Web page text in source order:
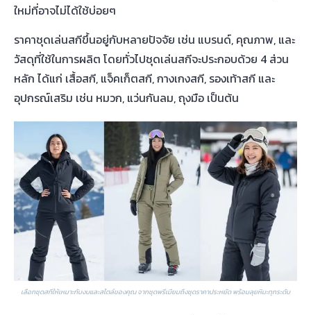
ใหม่ที่อาจไม่ได้ใช้บ่อยๆ
ราคาชุดเล่นสกีขึ้นอยู่กับหลายปัจจัย เช่น แบรนด์, คุณภาพ, และ
วัสดุที่ใช้ในการผลิต โดยทั่วไปชุดเล่นสกีจะประกอบด้วย 4 ส่วน
หลัก ได้แก่ เสื้อสกี, แจ็คเก็ตสกี, กางเกงสกี, รองเท้าสกี และ
อุปกรณ์เสริม เช่น หมวก, แว่นกันลม, ถุงมือ เป็นต้น
เลือกชุดสกีให้เหมาะกับงบและสไตล์ของคุณ จากชุดพรีเมียมถึงชุดราคาประหยัด พร้อมลุยหิมะทุกระดับ